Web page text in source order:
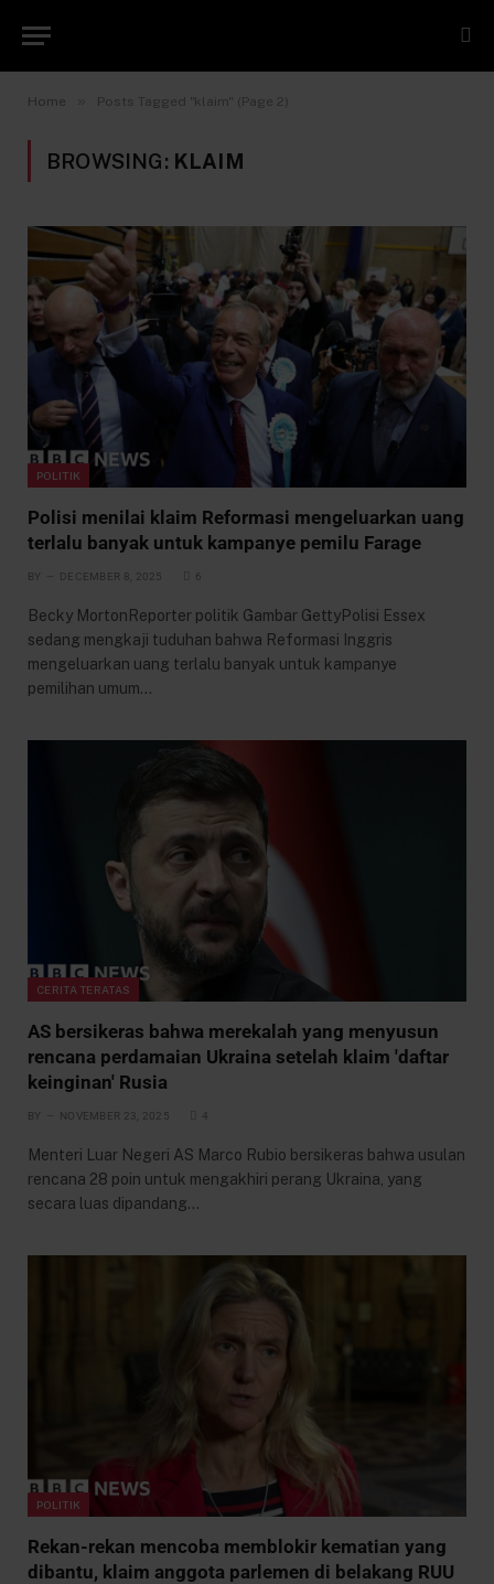
Home Posts Tagged "klaim" (Page 2)
BROWSING: KLAIM
POLITIK
Polisi menilai klaim Reformasi mengeluarkan uang
terlalu banyak untuk kampanye pemilu Farage
BY DECEMBER 8, 2025 6
Becky MortonReporter politik Gambar GettyPolisi Essex
sedang mengkaji tuduhan bahwa Reformasi Inggris
mengeluarkan uang terlalu banyak untuk kampanye
pemilihan umum…
CERITA TERATAS
AS bersikeras bahwa merekalah yang menyusun
rencana perdamaian Ukraina setelah klaim 'daftar
keinginan' Rusia
BY NOVEMBER 23, 2025 4
Menteri Luar Negeri AS Marco Rubio bersikeras bahwa usulan
rencana 28 poin untuk mengakhiri perang Ukraina, yang
secara luas dipandang…
POLITIK
Rekan-rekan mencoba memblokir kematian yang
dibantu, klaim anggota parlemen di belakang RUU